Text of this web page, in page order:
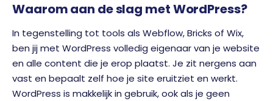
Waarom aan de slag met WordPress?
In tegenstelling tot tools als Webflow, Bricks of Wix,
ben jij met WordPress volledig eigenaar van je website
en alle content die je erop plaatst. Je zit nergens aan
vast en bepaalt zelf hoe je site eruitziet en werkt.
WordPress is makkelijk in gebruik, ook als je geen